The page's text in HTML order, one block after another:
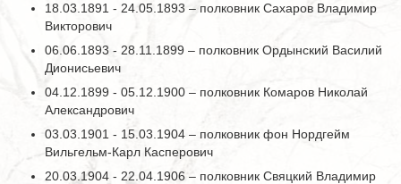
18.03.1891 - 24.05.1893 – полковник Сахаров Владимир
Викторович
06.06.1893 - 28.11.1899 – полковник Ордынский Василий
Дионисьевич
04.12.1899 - 05.12.1900 – полковник Комаров Николай
Александрович
03.03.1901 - 15.03.1904 – полковник фон Нордгейм
Вильгельм-Карл Касперович
20.03.1904 - 22.04.1906 – полковник Свяцкий Владимир